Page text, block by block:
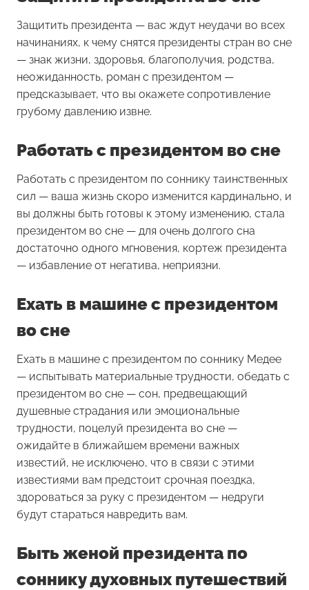
Защитить президента — вас ждут неудачи во всех
начинаниях, к чему снятся президенты стран во сне
— знак жизни, здоровья, благополучия, родства,
неожиданность, роман с президентом —
предсказывает, что вы окажете сопротивление
грубому давлению извне.
Работать с президентом во сне
Работать с президентом по соннику таинственных
сил — ваша жизнь скоро изменится кардинально, и
вы должны быть готовы к этому изменению, стала
президентом во сне — для очень долгого сна
достаточно одного мгновения, кортеж президента
— избавление от негатива, неприязни.
Ехать в машине с президентом
во сне
Ехать в машине с президентом по соннику Медее
— испытывать материальные трудности, обедать с
президентом во сне — сон, предвещающий
душевные страдания или эмоциональные
трудности, поцелуй президента во сне —
ожидайте в ближайшем времени важных
известий, не исключено, что в связи с этими
известиями вам предстоит срочная поездка,
здороваться за руку с президентом — недруги
будут стараться навредить вам.
Быть женой президента по
соннику духовных путешествий